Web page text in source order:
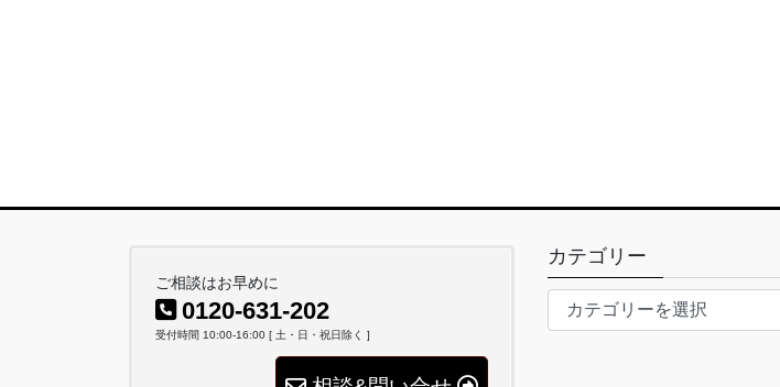
ご相談はお早めに
0120-631-202
受付時間 10:00-16:00 [ 土・日・祝日除く ]
カテゴリー
テ